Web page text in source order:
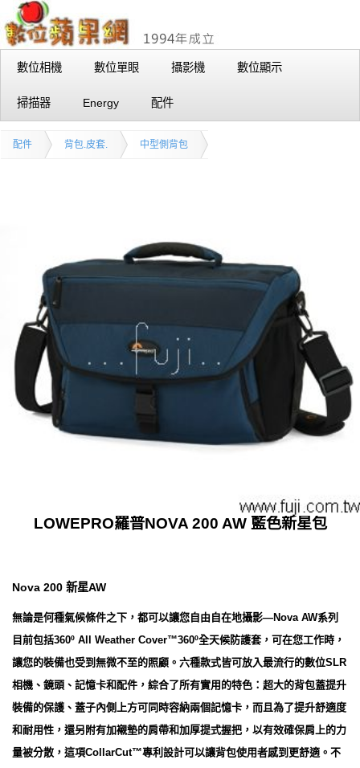
數位相機 數位單眼 攝影機 數位顯示
掃描器 Energy 配件
配件 背包.皮套. 中型側背包
LOWEPRO羅普NOVA 200 AW 藍色新星包
Nova 200 新星AW
無論是何種氣候條件之下，都可以讓您自由自在地攝影—Nova AW系列
目前包括360º All Weather Cover™360º全天候防護套，可在您工作時，
讓您的裝備也受到無微不至的照顧。六種款式皆可放入最流行的數位SLR
相機、鏡頭、記憶卡和配件，綜合了所有實用的特色：超大的背包蓋提升
裝備的保護、蓋子內側上方可同時容納兩個記憶卡，而且為了提升舒適度
和耐用性，還另附有加襯墊的肩帶和加厚提式握把，以有效確保肩上的力
量被分散，這項CollarCut™專利設計可以讓背包使用者感到更舒適。不